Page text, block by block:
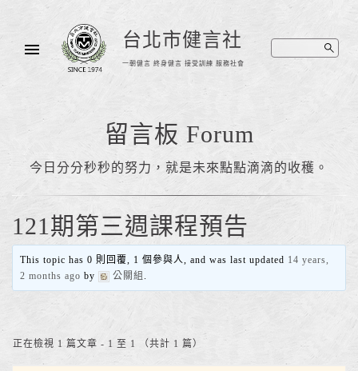
台北市健言社
一朝健言 終身健言 接受訓練 服務社會
留言板 Forum
今日分分秒秒的努力，就是未來點點滴滴的收穫。
121期第三週課程預告
This topic has 0 則回覆, 1 個參與人, and was last updated 14 years,
2 months ago by 公關組 .
正在檢視 1 篇文章 - 1 至 1 （共計 1 篇）